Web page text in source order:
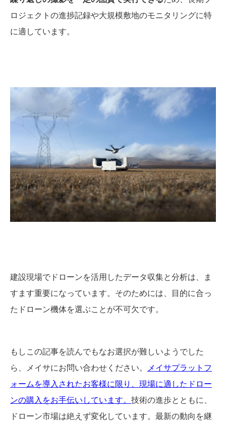
ロジェクトの進捗記録や大規模敷地のモニタリングに特
に適しています。
建設現場でドローンを活用したデータ収集と分析は、ま
すます重要になっています。そのためには、目的に合っ
たドローン機体を選ぶことが不可欠です。
もしこの記事を読んでもなお選択が難しいようでした
ら、メイサにお問い合わせください。
メイサプラットフ
ォームを導入されたお客様に限り、現場に適したドロー
ンの購入をお手伝いしています。 技術の進歩とともに、
ドローン市場は絶えず変化しています。最新の動向を継